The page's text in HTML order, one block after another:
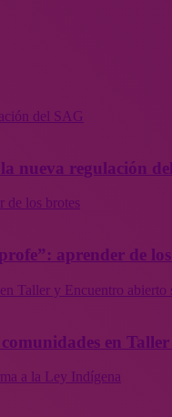
del SAG
nueva regulación
de los brotes
aprender de
Taller y Encuentro
en
a la Ley Indígena